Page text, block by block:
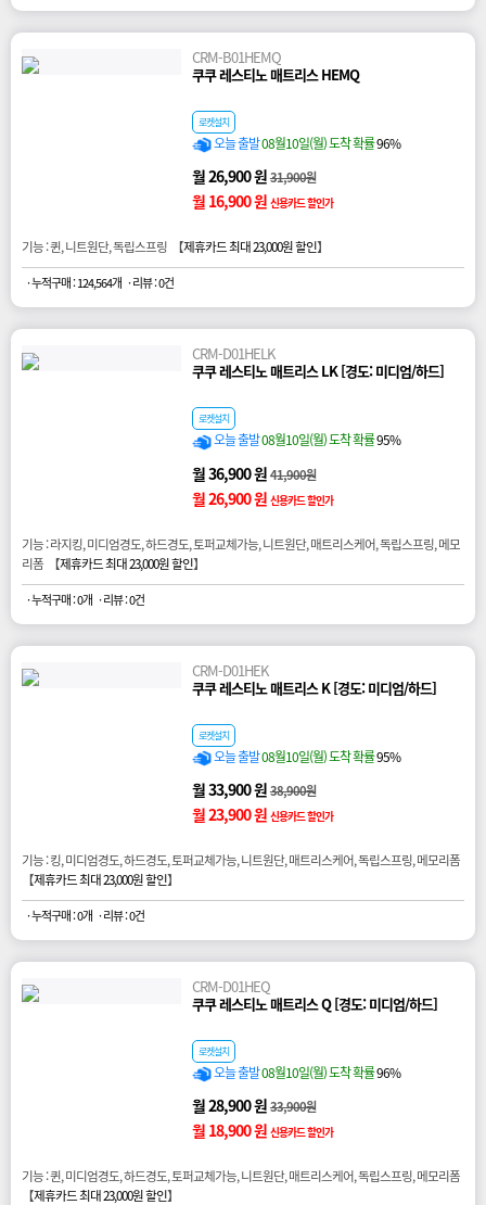
CRM-B01HEMQ
쿠쿠 레스티노 매트리스 HEMQ
로켓설치
오늘 출발08월10일(월) 도착 확률96%
월 26,900 원31,900원
월 16,900 원 신용카드 할인가
기능 : 퀸, 니트원단, 독립스프링 【제휴카드 최대 23,000원 할인】
· 누적구매 : 124,564개 · 리뷰 : 0건
CRM-D01HELK
쿠쿠 레스티노 매트리스 LK [경도: 미디엄/하드]
로켓설치
오늘 출발08월10일(월) 도착 확률95%
월 36,900 원41,900원
월 26,900 원 신용카드 할인가
기능 : 라지킹, 미디엄경도, 하드경도, 토퍼교체가능, 니트원단, 매트리스케어, 독립스프링, 메모
리폼 【제휴카드 최대 23,000원 할인】
· 누적구매 : 0개 · 리뷰 : 0건
CRM-D01HEK
쿠쿠 레스티노 매트리스 K [경도: 미디엄/하드]
로켓설치
오늘 출발08월10일(월) 도착 확률95%
월 33,900 원38,900원
월 23,900 원 신용카드 할인가
기능 : 킹, 미디엄경도, 하드경도, 토퍼교체가능, 니트원단, 매트리스케어, 독립스프링, 메모리폼
【제휴카드 최대 23,000원 할인】
· 누적구매 : 0개 · 리뷰 : 0건
CRM-D01HEQ
쿠쿠 레스티노 매트리스 Q [경도: 미디엄/하드]
로켓설치
오늘 출발08월10일(월) 도착 확률96%
월 28,900 원33,900원
월 18,900 원 신용카드 할인가
기능 : 퀸, 미디엄경도, 하드경도, 토퍼교체가능, 니트원단, 매트리스케어, 독립스프링, 메모리폼
【제휴카드 최대 23,000원 할인】